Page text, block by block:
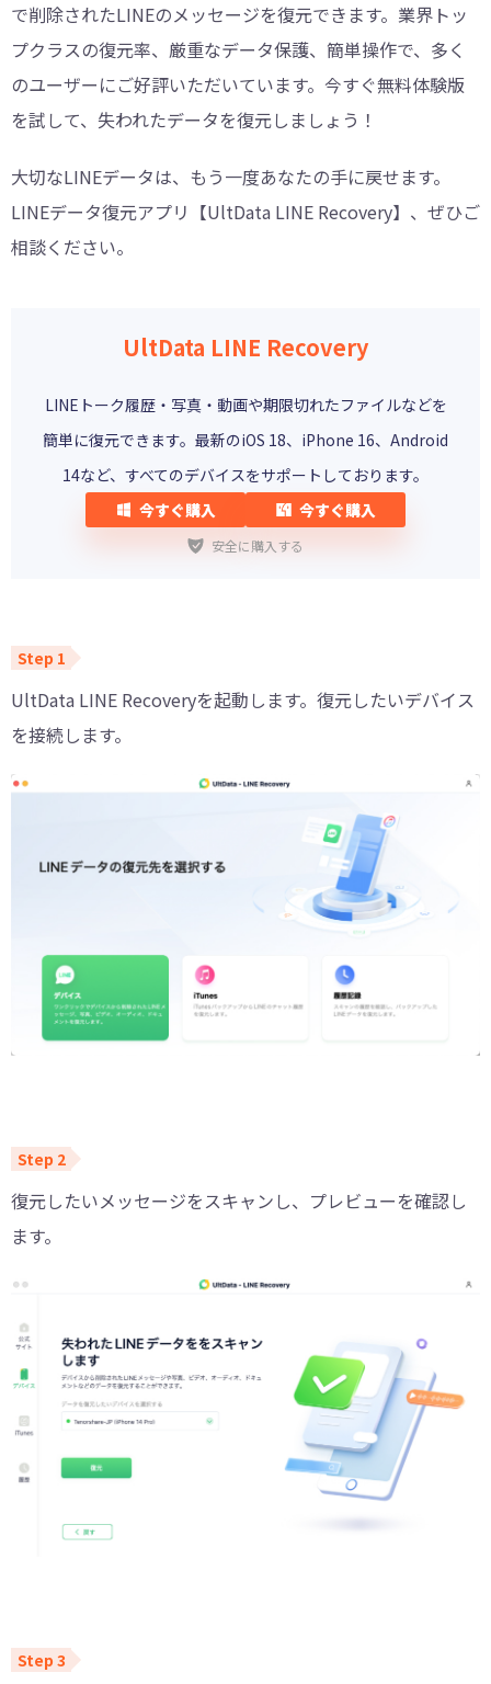
で削除されたLINEのメッセージを復元できます。業界トッ
プクラスの復元率、厳重なデータ保護、簡単操作で、多く
のユーザーにご好評いただいています。今すぐ無料体験版
を試して、失われたデータを復元しましょう！
大切なLINEデータは、もう一度あなたの手に戻せます。
LINEデータ復元アプリ【UltData LINE Recovery】、ぜひご
相談ください。
UltData LINE Recovery
LINEトーク履歴・写真・動画や期限切れたファイルなどを
簡単に復元できます。最新のiOS 18、iPhone 16、Android
14など、すべてのデバイスをサポートしております。
今すぐ購入
今すぐ購入
安全に購入する
UltData LINE Recoveryを起動します。復元したいデバイス
を接続します。
復元したいメッセージをスキャンし、プレビューを確認し
ます。